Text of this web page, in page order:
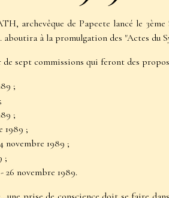
archevêque de Papeete lancé le
à la promulgation des "Actes du
sept commissions qui feront des
;
;
1989 ;
novembre 1989 ;
;
26 novembre 1989.